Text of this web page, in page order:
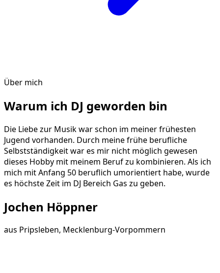
Über mich
Warum ich DJ geworden bin
Die Liebe zur Musik war schon im meiner frühesten
Jugend vorhanden. Durch meine frühe berufliche
Selbstständigkeit war es mir nicht möglich gewesen
dieses Hobby mit meinem Beruf zu kombinieren. Als ich
mich mit Anfang 50 beruflich umorientiert habe, wurde
es höchste Zeit im DJ Bereich Gas zu geben.
Jochen Höppner
aus Pripsleben, Mecklenburg-Vorpommern